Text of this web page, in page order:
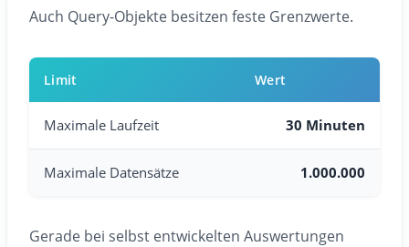
Auch Query-Objekte besitzen feste Grenzwerte.
Limit Wert
Maximale Laufzeit 30 Minuten
Maximale Datensätze 1.000.000
Gerade bei selbst entwickelten Auswertungen